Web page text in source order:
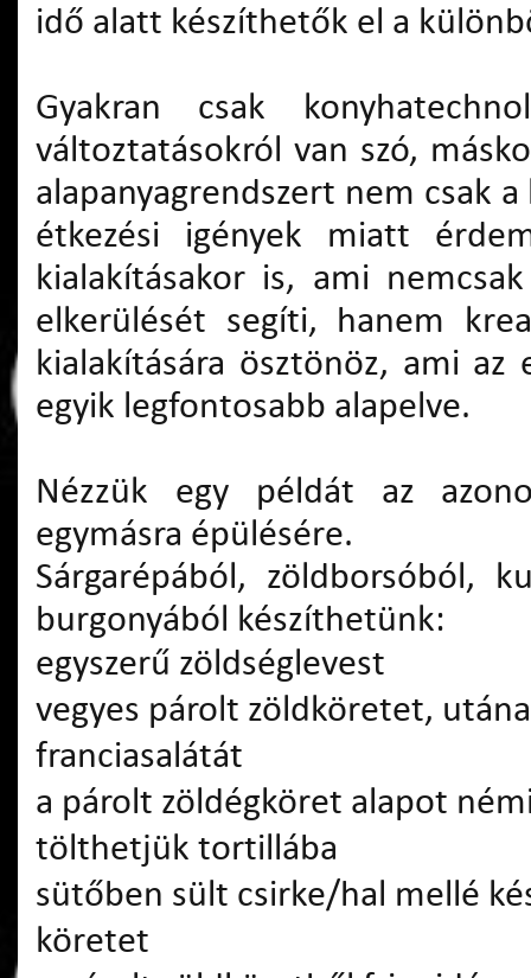
idő alatt készíthetők el a
Gyakran csak
változtatásokról van szó,
alapanyagrendszert nem csak
étkezési igények miatt
kialakításakor is, ami
elkerülését segíti, hanem
kialakítására ösztönöz, ami az
egyik legfontosabb alapelve.
Nézzük egy példát az
egymásra épülésére.
Sárgarépából, zöldborsóból,
burgonyából készíthetünk:
egyszerű zöldséglevest
vegyes párolt zöldköretet,
franciasalátát
a párolt zöldégköret alapot
tölthetjük tortillába
sütőben sült csirke/hal mellé
köretet